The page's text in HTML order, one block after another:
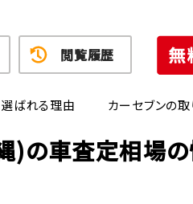
選ばれる理由 カーセブンの
閲覧履歴
)の車査定相場